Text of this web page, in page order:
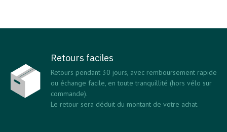
Retours faciles
Retours pendant 30 jours, avec remboursement rapide
ou échange facile, en toute tranquillité (hors vélo sur
commande).
Le retour sera déduit du montant de votre achat.